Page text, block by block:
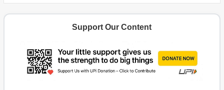
Support Our Content